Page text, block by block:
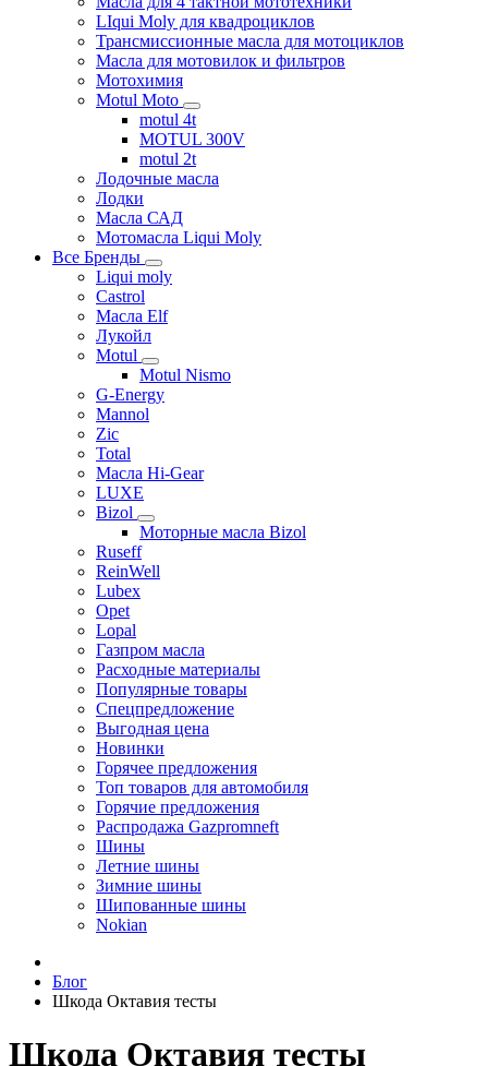
LIqui Moly для квадроциклов
Трансмиссионные масла для мотоциклов
Масла для мотовилок и фильтров
Мотохимия
Motul Moto
motul 4t
MOTUL 300V
motul 2t
Лодочные масла
Лодки
Масла САД
Мотомасла Liqui Moly
Все Бренды
Liqui moly
Castrol
Масла Elf
Лукойл
Motul
Motul Nismo
G-Energy
Mannol
Zic
Total
Масла Hi-Gear
LUXE
Bizol
Моторные масла Bizol
Ruseff
ReinWell
Lubex
Opet
Lopal
Газпром масла
Расходные материалы
Популярные товары
Спецпредложение
Выгодная цена
Новинки
Горячее предложения
Топ товаров для автомобиля
Горячие предложения
Распродажа Gazpromneft
Шины
Летние шины
Зимние шины
Шипованные шины
Nokian
Блог
Шкода Октавия тесты
Шкода Октавия тесты